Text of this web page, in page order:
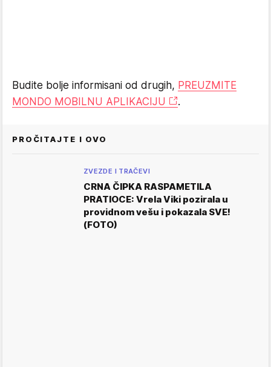
Budite bolje informisani od drugih, PREUZMITE
MONDO MOBILNU APLIKACIJU
.
PROČITAJTE I OVO
ZVEZDE I TRAČEVI
CRNA ČIPKA RASPAMETILA
PRATIOCE: Vrela Viki pozirala u
providnom vešu i pokazala SVE!
(FOTO)